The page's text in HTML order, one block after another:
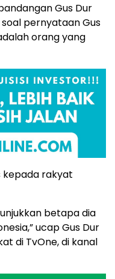
Gus Dur
pernyataan Gus
orang yang
kepada rakyat
betapa dia
ucap Gus Dur
di TvOne, di kanal